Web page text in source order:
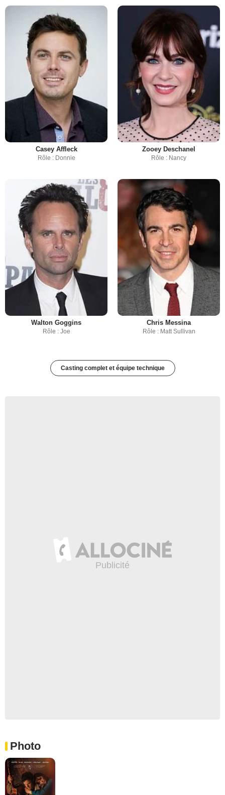
Casey Affleck
Rôle : Donnie
Zooey Deschanel
Rôle : Nancy
Walton Goggins
Rôle : Joe
Chris Messina
Rôle : Matt Sullivan
Casting complet et équipe technique
Photo